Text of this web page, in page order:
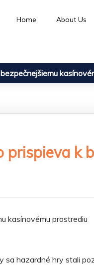
Home About Us
k
kasínovému prostrediu
sa hazardné hry stali